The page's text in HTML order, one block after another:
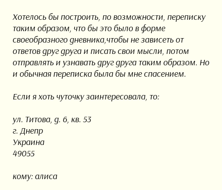
Хотелось бы построить, по возможности, переписку
таким образом, что бы это было в форме
своеобразного дневника,чтобы не зависеть от
ответов друг друга и писать свои мысли, потом
отправлять и узнавать друг друга таким образом. Но
и обычная переписка была бы мне спасением.
Если я хоть чуточку заинтересовала, то:
ул. Титова, д. 6, кв. 53
г. Днепр
Украина
49055
кому: алиса